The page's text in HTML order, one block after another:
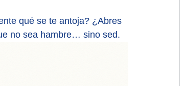
qué se te antoja? ¿Abres
no sea hambre… sino sed.